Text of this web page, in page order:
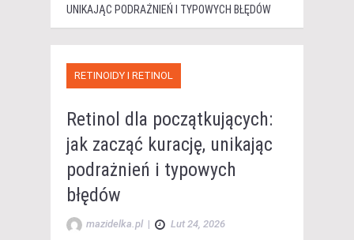
UNIKAJĄC PODRAŻNIEŃ I TYPOWYCH BŁĘDÓW
RETINOIDY I RETINOL
Retinol dla początkujących:
jak zacząć kurację, unikając
podrażnień i typowych
błędów
mazidelka.pl | Lut 24, 2026